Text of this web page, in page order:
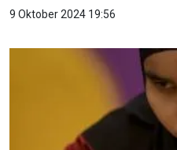
9 Oktober 2024 19:56